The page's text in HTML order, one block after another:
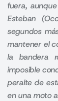
fuera,
Esteban
segundos
mantener el
la bandera
imposible
peralte de
en una moto